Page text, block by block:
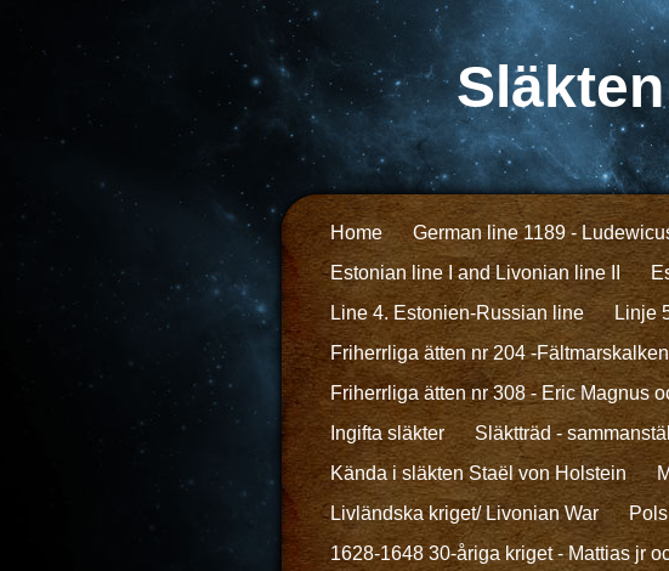
Home German line 1189 -
Estonian line I and Livonian line II
Line 4. Estonien-Russian line
Linje
Friherrliga ätten nr 204 -
Friherrliga ätten nr 308 - Eric Magnus
Ingifta släkter
Släktträd -
Kända i släkten Staël von Holstein
Livländska kriget/ Livonian War
1628-1648 30-åriga kriget - Mattias jr